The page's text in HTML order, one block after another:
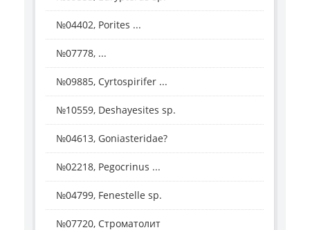
№04402, Porites ...
№07778, ...
№09885, Cyrtospirifer ...
№10559, Deshayesites sp.
№04613, Goniasteridae?
№02218, Pegocrinus ...
№04799, Fenestelle sp.
№07720, Строматолит